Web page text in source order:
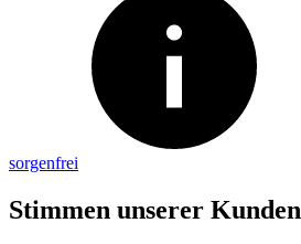
sorgenfrei
Stimmen unserer Kunden